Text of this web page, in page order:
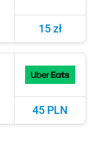
15 zł
45 PLN